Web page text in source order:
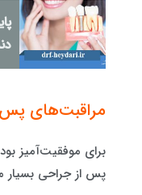
مراقبت‌های پس
برای موفقیت‌آمیز
پس از جراحی